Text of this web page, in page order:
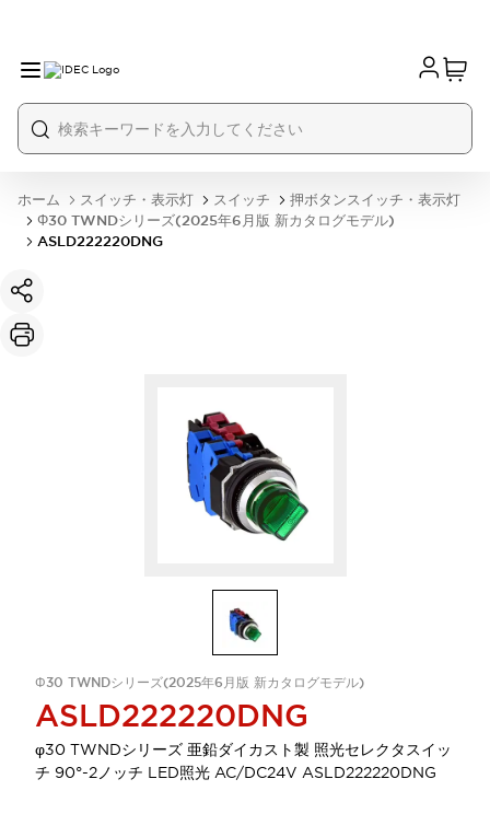
ホーム スイッチ・表示灯 スイッチ
押ボタンスイッチ・表示灯
Φ30 TWNDシリーズ(2025年6月版 新カタログモデル)
ASLD222220DNG
Φ30 TWNDシリーズ(2025年6月版 新カタログモデル)
ASLD222220DNG
φ30 TWNDシリーズ 亜鉛ダイカスト製 照光セレクタスイッ
チ 90°-2ノッチ LED照光 AC/DC24V ASLD222220DNG